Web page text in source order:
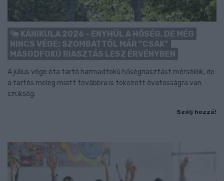
KÁNIKULA 2026 - ENYHÜL A HŐSÉG, DE MÉG
NINCS VÉGE: SZOMBATTÓL MÁR “CSAK”
MÁSODFOKÚ RIASZTÁS LESZ ÉRVÉNYBEN
A július vége óta tartó harmadfokú hőségriasztást mérséklik, de
a tartós meleg miatt továbbra is fokozott óvatosságra van
szükség.
Szólj hozzá!